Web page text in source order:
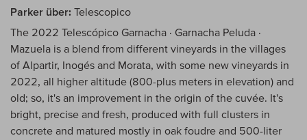
Parker über: Telescopico
The 2022 Telescópico Garnacha · Garnacha Peluda ·
Mazuela is a blend from different vineyards in the villages
of Alpartir, Inogés and Morata, with some new vineyards in
2022, all higher altitude (800-plus meters in elevation) and
old; so, it's an improvement in the origin of the cuvée. It's
bright, precise and fresh, produced with full clusters in
concrete and matured mostly in oak foudre and 500-liter